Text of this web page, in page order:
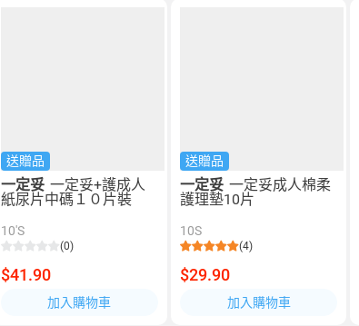
送贈品
一定妥 一定妥+護成人
紙尿片中碼１０片裝
10'S
(0)
$41.90
加入購物車
送贈品
一定妥 一定妥成人棉柔
護理墊10片
10S
(4)
$29.90
加入購物車